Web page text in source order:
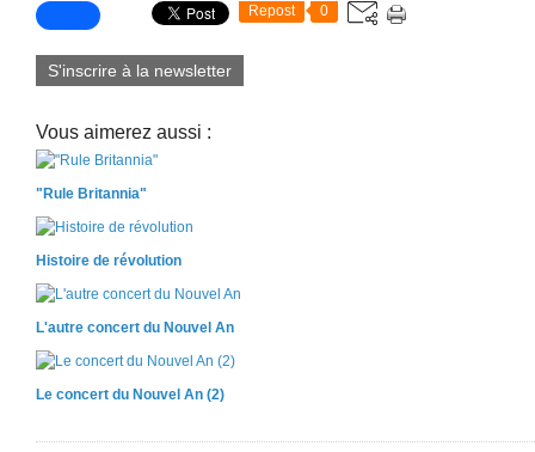
Repost 0
S'inscrire à la newsletter
Vous aimerez aussi :
"Rule Britannia"
Histoire de révolution
L'autre concert du Nouvel An
Le concert du Nouvel An (2)